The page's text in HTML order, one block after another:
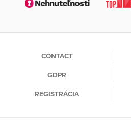
CONTACT
GDPR
REGISTRÁCIA